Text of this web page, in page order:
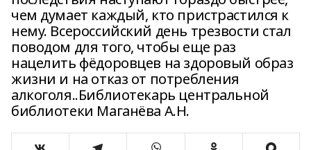
чем думает каждый, кто пристрастился к
нему. Всероссийский день трезвости стал
поводом для того, чтобы еще раз
нацелить фёдоровцев на здоровый образ
жизни и на отказ от потребления
алкоголя..Библиотекарь центральной
библиотеки Маганёва А.Н.